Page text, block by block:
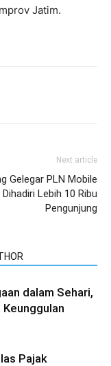
Jatim.
Next article
Gelegar PLN Mobile
Lebih 10 Ribu
Pengunjung
dalam Sehari,
Pajak